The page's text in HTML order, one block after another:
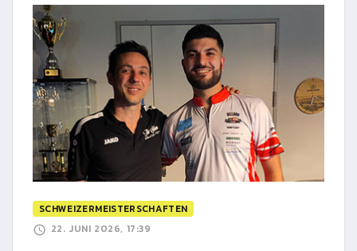
SCHWEIZERMEISTERSCHAFTEN
22. JUNI 2026, 17:39